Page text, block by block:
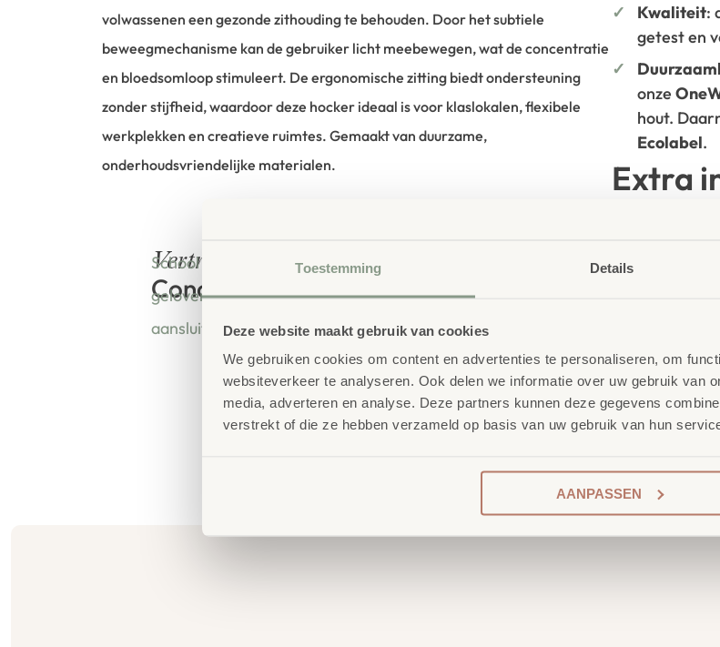
Toestemming Details
Deze website maakt gebruik van cookies
We gebruiken cookies om content en advertenties te personaliseren, om
websiteverkeer te analyseren. Ook delen we informatie over uw gebruik van
media, adverteren en analyse. Deze partners kunnen deze gegevens
verstrekt of die ze hebben verzameld op basis van uw gebruik van hun
AANPASSEN
volwassenen een gezonde zithouding te behouden. Door het subtiele
beweegmechanisme kan de gebruiker licht meebewegen, wat de concentratie
en bloedsomloop stimuleert. De ergonomische zitting biedt ondersteuning
zonder stijfheid, waardoor deze hocker ideaal is voor klaslokalen, flexibele
werkplekken en creatieve ruimtes. Gemaakt van duurzame,
onderhoudsvriendelijke materialen.
Vertrouwd
bestellen bij School
Concept
School Concept is de specialist in onderwijsmeubilair. Wij
geloven dat een leeromgeving inspireert wanneer deze
aansluit bij de behoeften van kinderen én leerkrachten.
Kwaliteit:
getest en
onze
hout.
Ecolabel.
Extra